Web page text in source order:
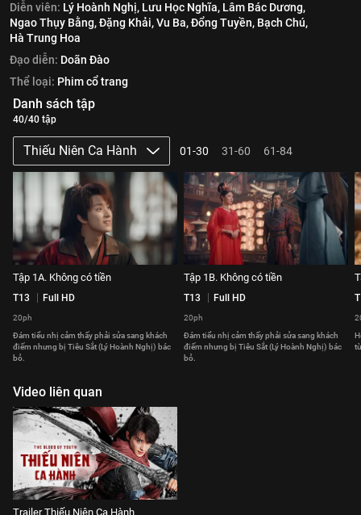
Diễn viên: Lý Hoành Nghị, Lưu Học Nghĩa, Lâm Bác Dương,
Ngao Thụy Bằng,Đặng Khải,Vu Ba,Đổng Tuyền, Bạch Chú,
Hà Trung Hoa
Đạo diễn: Doãn Đào
Thể loại: Phim cổ trang
Danh sách tập
40/40 tập
Thiếu Niên Ca Hành 01-30 31-60 61-84
Tập 1A. Không có tiền
T13 Full HD
20ph
Đám tiểu nhị cảm thấy phải sửa sang khách
điếm nhưng bị Tiêu Sắt (Lý Hoành Nghị) bác
bỏ.
Tập 1B. Không có tiền
T13 Full HD
20ph
Đám tiểu nhị cảm thấy phải sửa sang khách
điếm nhưng bị Tiêu Sắt (Lý Hoành Nghị) bác
bỏ.
Video liên quan
Trailer Thiếu Niên Ca Hành